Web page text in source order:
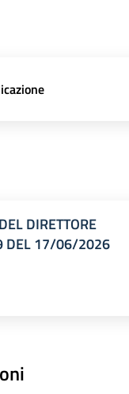
DIRETTORE
DEL 17/06/2026